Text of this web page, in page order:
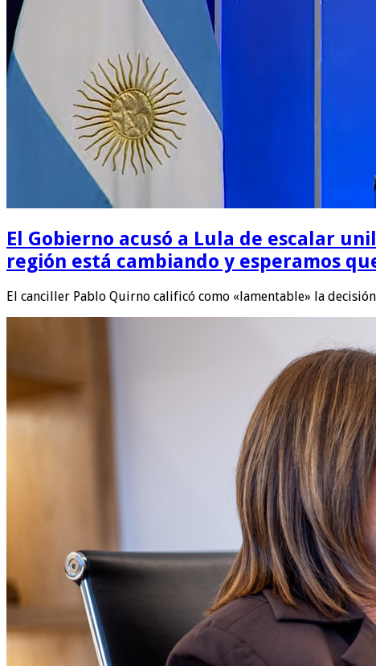
El Gobierno acusó a Lula de escalar
región está cambiando y esperamos
El canciller Pablo Quirno calificó como «lamentable» la